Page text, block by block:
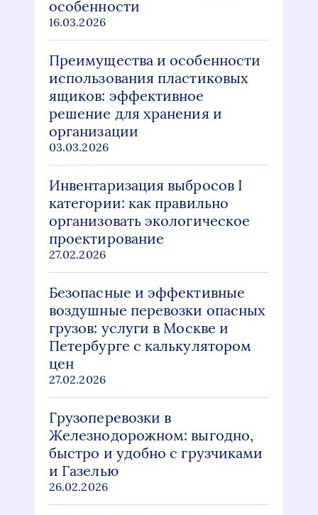
особенности
16.03.2026
Преимущества и особенности
использования пластиковых
ящиков: эффективное
решение для хранения и
организации
03.03.2026
Инвентаризация выбросов I
категории: как правильно
организовать экологическое
проектирование
27.02.2026
Безопасные и эффективные
воздушные перевозки опасных
грузов: услуги в Москве и
Петербурге с калькулятором
цен
27.02.2026
Грузоперевозки в
Железнодорожном: выгодно,
быстро и удобно с грузчиками
и Газелью
26.02.2026